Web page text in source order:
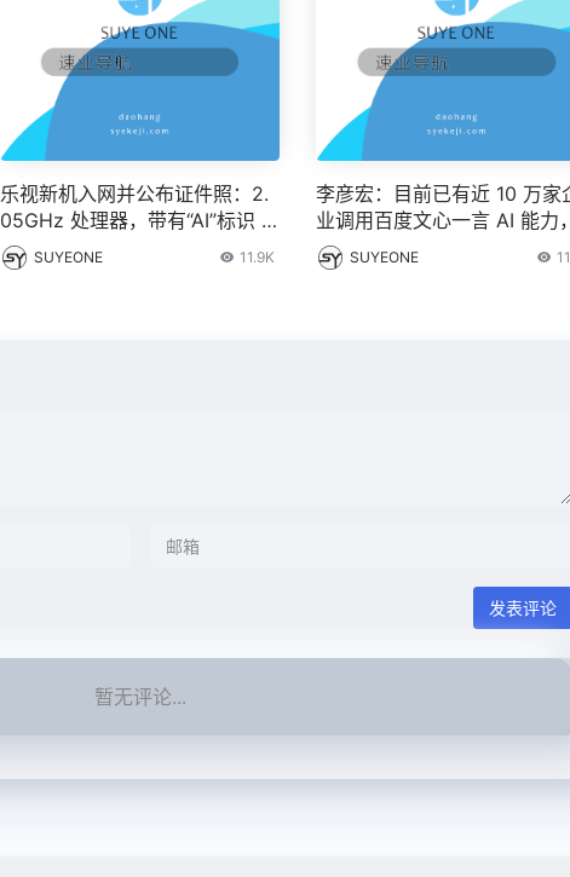
乐视新机入网并公布证件照：2.
05GHz 处理器，带有“AI”标识 –
IT之家SUYEONE 11.9K
李彦宏：目前已有近 10 万家
业调用百度文心一言 AI 能力，
萝卜快跑无人化商业运营指日
待
SUYEONE
发表评论
暂无评论...